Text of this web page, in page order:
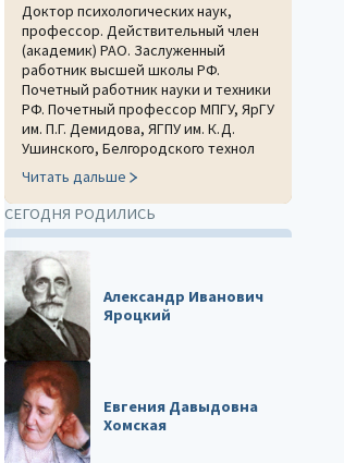
Доктор психологических наук,
профессор. Действительный член
(академик) РАО. Заслуженный
работник высшей школы РФ.
Почетный работник науки и техники
РФ. Почетный профессор МПГУ, ЯрГУ
им. П.Г. Демидова, ЯГПУ им. К.Д.
Ушинского, Белгородского технол
Читать дальше
СЕГОДНЯ РОДИЛИСЬ
Александр Иванович
Яроцкий
Евгения Давыдовна
Хомская